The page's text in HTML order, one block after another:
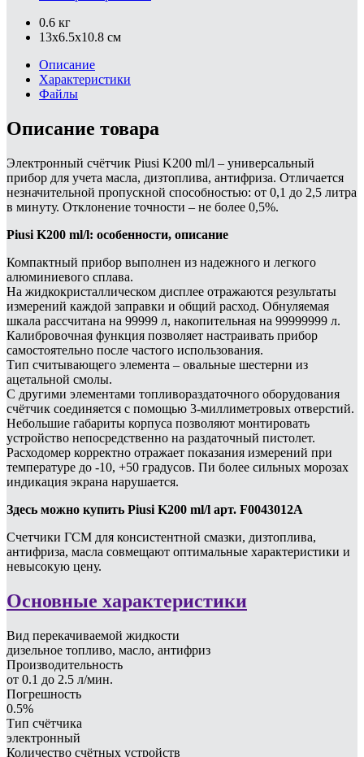
0.6 кг
13x6.5x10.8 см
Описание
Характеристики
Файлы
Описание товара
Электронный счётчик Piusi K200 ml/l – универсальный
прибор для учета масла, дизтоплива, антифриза. Отличается
незначительной пропускной способностью: от 0,1 до 2,5 литра
в минуту. Отклонение точности – не более 0,5%.
Piusi K200 ml/l: особенности, описание
Компактный прибор выполнен из надежного и легкого
алюминиевого сплава.
На жидкокристаллическом дисплее отражаются результаты
измерений каждой заправки и общий расход. Обнуляемая
шкала рассчитана на 99999 л, накопительная на 99999999 л.
Калибровочная функция позволяет настраивать прибор
самостоятельно после частого использования.
Тип считывающего элемента – овальные шестерни из
ацетальной смолы.
С другими элементами топливораздаточного оборудования
счётчик соединяется с помощью 3-миллиметровых отверстий.
Небольшие габариты корпуса позволяют монтировать
устройство непосредственно на раздаточный пистолет.
Расходомер корректно отражает показания измерений при
температуре до -10, +50 градусов. Пи более сильных морозах
индикация экрана нарушается.
Здесь можно купить Piusi K200 ml/l арт. F0043012A
Счетчики ГСМ для консистентной смазки, дизтоплива,
антифриза, масла совмещают оптимальные характеристики и
невысокую цену.
Основные характеристики
Вид перекачиваемой жидкости
дизельное топливо, масло, антифриз
Производительность
от 0.1 до 2.5 л/мин.
Погрешность
0.5%
Тип счётчика
электронный
Количество счётных устройств